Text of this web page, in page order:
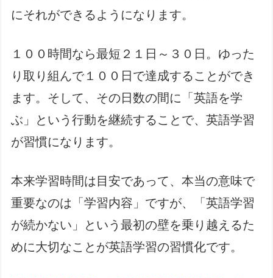
にそれができるようになります。
１００時間なら最短２１日～３０日。ゆった
り取り組んで１００日で達成することができ
ます。そして、その日数の間に「英語を学
ぶ」という行動を継続することで、英語学習
が習慣になります。
本来学習時間は目安であって、本当の意味で
重要なのは「学習内容」ですが、「英語学習
が続かない」という最初の壁を乗り越えるた
めに大切なことが英語学習の習慣化です。